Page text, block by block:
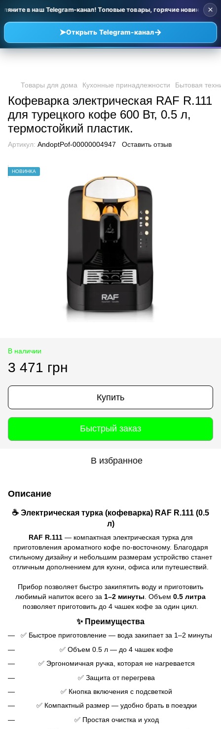
в наш Telegram-канал! Топовые товары, горячие новинки и
➤Открыть Telegram-канал→
×
Товары для дома Кухонные принадлежности Бытовая
Кофеварка электрическая RAF R.111
для турецкого кофе 600 Вт, 0.5 л,
термостойкий пластик.
Артикул: AndoptPof-00000004947 Оставить отзыв
НОВИНКА
В наличии
3 471 грн
Купить
Быстрый заказ
В избранное
Описание
☕ Электрическая турка (кофеварка) RAF R.111 (0.5
л)
RAF R.111— компактная электрическая турка для
приготовления ароматного кофе по-восточному. Благодаря
стильному дизайну и небольшим размерам устройство станет
отличным дополнением для кухни, офиса или путешествий.
Прибор позволяет быстро закипятить воду и приготовить
любимый напиток всего за 1–2 минуты . Объем 0.5 литра
позволяет приготовить до 4 чашек кофе за один цикл.
✨ Преимущества
✅ Быстрое приготовление — вода закипает за 1–2 минуты
✅ Объем 0.5 л — до 4 чашек кофе
✅ Эргономичная ручка, которая не нагревается
✅ Защита от перегрева
✅ Кнопка включения с подсветкой
✅ Компактный размер — удобно брать в поездки
✅ Простая очистка и уход